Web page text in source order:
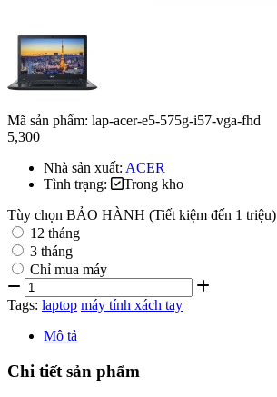
Mã sản phẩm: lap-acer-e5-575g-i57-vga-fhd
5,300
Nhà sản xuất: ACER
Tình trạng:
Trong kho
Tùy chọn BẢO HÀNH (Tiết kiệm đến 1 triệu)
12 tháng
3 tháng
Chỉ mua máy
Tags: laptop máy tính xách tay
Mô tả
Chi tiết sản phẩm